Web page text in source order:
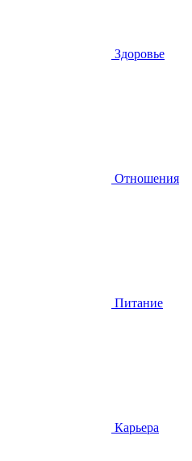
Здоровье
Отношения
Питание
Карьера